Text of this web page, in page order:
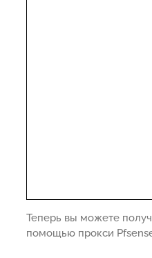
Теперь вы можете
помощью прокси